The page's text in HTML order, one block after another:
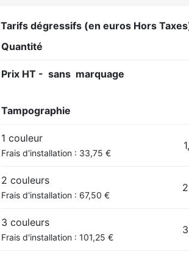
Tarifs dégressifs (en euros Hors
Quantité
Prix HT - sans marquage
Tampographie
1 couleur
Frais d'installation : 33,75 €
2 couleurs
Frais d'installation : 67,50 €
3 couleurs
Frais d'installation : 101,25 €